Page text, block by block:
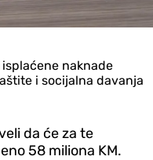
naknade
i socijalna davanja
da će za te
58 miliona KM.